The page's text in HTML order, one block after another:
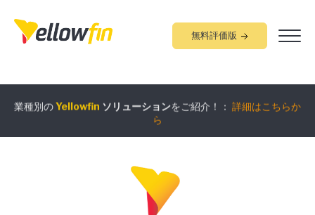
無料評価版
業種別の Yellowfin ソリューション をご紹介！： 詳細はこちらか
ら
組み込みアナリティクス究極ガイド：詳細はこちらから